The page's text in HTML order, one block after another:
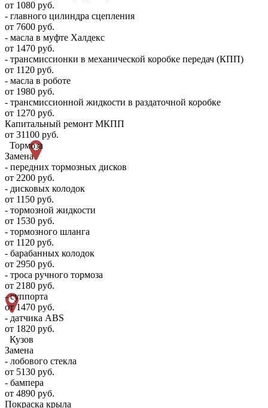
от 1080 руб.
- главного цилиндра сцепления
от 7600 руб.
- масла в муфте Халдекс
от 1470 руб.
- трансмиссионки в механической коробке передач (КПП)
от 1120 руб.
- масла в роботе
от 1980 руб.
- трансмиссионной жидкости в раздаточной коробке
от 1270 руб.
Капитальный ремонт МКПП
от 31100 руб.
Тормоза
Замена
- передних тормозных дисков
от 2200 руб.
- дисковых колодок
от 1150 руб.
- тормозной жидкости
от 1530 руб.
- тормозного шланга
от 1120 руб.
- барабанных колодок
от 2950 руб.
- троса ручного тормоза
от 2180 руб.
- суппорта
от 1470 руб.
- датчика ABS
от 1820 руб.
Кузов
Замена
- лобового стекла
от 5130 руб.
- бампера
от 4890 руб.
Покраска крыла